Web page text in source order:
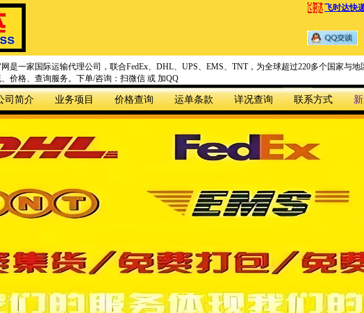
飞时达快
是一家国际运输代理公司，联合FedEx、DHL、UPS、EMS、TNT，为全球超过220多个国家与
价格、查询服务。下单/咨询：扫微信 或 加QQ
司简介 业务项目 价格查询 运单条款 详况查询 联系方式